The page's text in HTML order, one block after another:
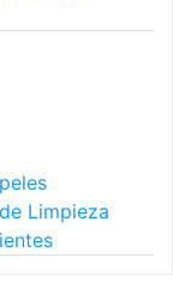
Limpieza